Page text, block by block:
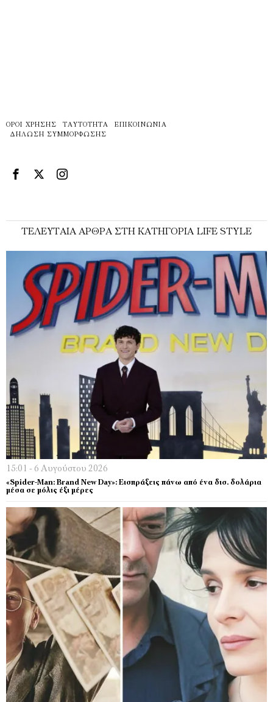
ΌΡΟΙ ΧΡΉΣΗΣ ΤΑΥΤΌΤΗΤΑ
ΕΠΙΚΟΙΝΩΝΊΑ
ΔΉΛΩΣΗ ΣΥΜΜΌΡΦΩΣΗΣ
ΤΕΛΕΥΤΑΊΑ ΆΡΘΡΑ ΣΤΗ ΚΑΤΗΓΟΡΊΑ LIFE STYLE
15:01 - 6 Αυγούστου 2026
«Spider-Man: Brand New Day»: Εισπράξεις πάνω από ένα δισ. δολάρια
μέσα σε μόλις έξι μέρες